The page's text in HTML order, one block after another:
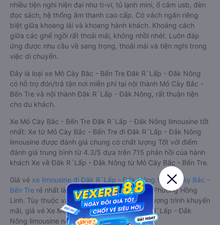
nhiều tiện nghi hiện đại như ti-vi, tủ lạnh mini, ổ cắm usb, đèn
đọc sách, hệ thống âm thanh cao cấp. Có vách ngăn riêng
biệt giữa khoang lái và khoang hành khách. Khoảng cách
giữa các ghế ngồi rất thoải mái, không nhồi nhét. Luôn đáp
ứng được nhu cầu về sang trọng, thoải mái và tiện nghi trong
việc di chuyển.
Đây là loại xe Mỏ Cày Bắc - Bến Tre Đăk R`Lấp - Đắk Nông
có hỗ trợ đón/trả tận nơi miễn phí tại nội thành Mỏ Cày Bắc -
Bến Tre và nội thành Đăk R`Lấp - Đắk Nông, rất thuận tiện
cho du khách.
Xe Mỏ Cày Bắc - Bến Tre Đăk R`Lấp - Đắk Nông limousine tốt
nhất: Xe từ Mỏ Cày Bắc - Bến Tre đi Đăk R`Lấp - Đắk Nông
limousine được đánh giá chung có chất lượng Tốt với điểm
đánh giá trung bình từ 4.3/5 dựa trên 715 phản hồi của hành
khách Xe về Đăk R`Lấp - Đắk Nông từ Mỏ Cày Bắc - Bến Tre.
Giá vé xe limousine đi Đăk R`Lấp - Đắk Nông từ Mỏ Cày Bắc -
Bến Tre rẻ nhất là 400000VND của hãng xe Phương Hồng
Linh. Tùy thuộc vào vị trí ngồi của bạn và chương trình khuyến
mãi, giá vé Xe Mỏ Cày Bắc - Bến Tre đi Đăk R`Lấp - Đắk
Nông limousine này có thể sẽ rẻ hơn